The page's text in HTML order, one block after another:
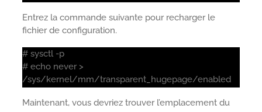
Entrez la commande suivante pour recharger le
fichier de configuration.
# sysctl -p
# echo never >
/sys/kernel/mm/transparent_hugepage/enabled
Maintenant, vous devriez trouver l’emplacement du